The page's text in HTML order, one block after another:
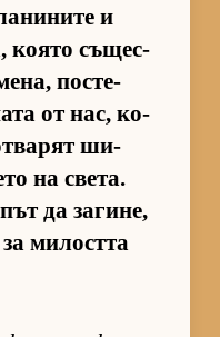
и
ко­ято съ­щес­
пос­те­
от нас, ко­
ши­
на све­та.
да за­ги­не,
ми­лостта